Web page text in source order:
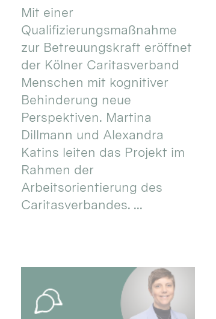
Mit einer
Qualifizierungsmaßnahme
zur Betreuungskraft eröffnet
der Kölner Caritasverband
Menschen mit kognitiver
Behinderung neue
Perspektiven. Martina
Dillmann und Alexandra
Katins leiten das Projekt im
Rahmen der
Arbeitsorientierung des
Caritasverbandes. ...